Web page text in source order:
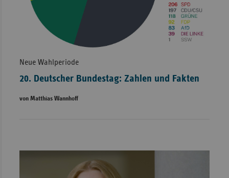
Neue Wahlperiode
20. Deutscher Bundestag: Zahlen und Fakten
von Matthias Wannhoff